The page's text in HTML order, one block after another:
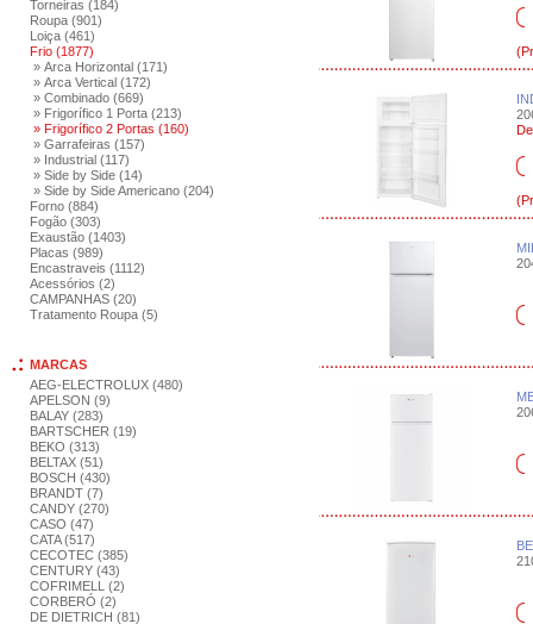
Torneiras (184)
Roupa (901)
Loiça (461)
Frio (1877)
» Arca Horizontal (171)
» Arca Vertical (172)
» Combinado (669)
» Frigorífico 1 Porta (213)
» Frigorífico 2 Portas (160)
» Garrafeiras (157)
» Industrial (117)
» Side by Side (14)
» Side by Side Americano (204)
Forno (884)
Fogão (303)
Exaustão (1403)
Placas (989)
Encastraveis (1112)
Acessórios (2)
CAMPANHAS (20)
Tratamento Roupa (5)
MARCAS
AEG-ELECTROLUX (480)
APELSON (9)
BALAY (283)
BARTSCHER (19)
BEKO (313)
BELTAX (51)
BOSCH (430)
BRANDT (7)
CANDY (270)
CASO (47)
CATA (517)
CECOTEC (385)
CENTURY (43)
COFRIMELL (2)
CORBERÓ (2)
DE DIETRICH (81)